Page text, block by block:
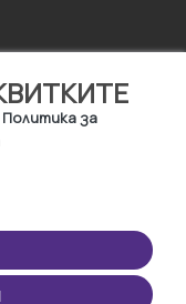
Политика за